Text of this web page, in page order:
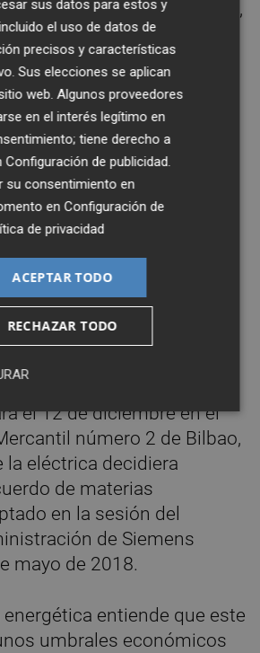
Iberdrola ha señalado,
el objeto de la dispuesta
medida del consejero
fue rechazada, era la
esas situaciones de
ante la "posición de
otorgar a Siemens la
societaria prevista. Sin
de la empresa alemana
exista un "riesgo de
cambios.
acordado que el juicio se
21 de enero a las diez de
no será el único que
e Iberdrola, ya que hay
el 12 de diciembre en el
número 2 de Bilbao,
la eléctrica decidiera
de materias
en la sesión del
de Siemens
mayo de 2018.
energética entiende que este
umbrales económicos
sus datos para estos y
el uso de datos de
precisos y características
Sus elecciones se aplican
web. Algunos proveedores
en el interés legítimo en
tiene derecho a
Configuración de publicidad.
su consentimiento en
enConfiguración de
de privacidad
ACEPTAR TODO
RECHAZAR TODO